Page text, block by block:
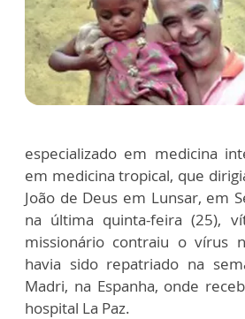
especializado em medicina
em medicina tropical, que
João de Deus em Lunsar, em
na última quinta-feira (25),
missionário contraiu o vírus
havia sido repatriado na
Madri, na Espanha, onde
hospital La Paz.